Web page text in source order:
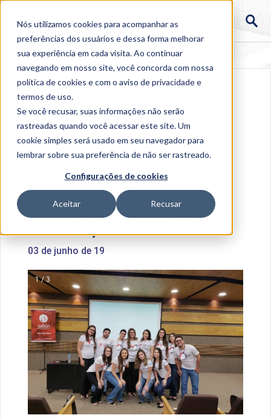
Nós utilizamos cookies para acompanhar as
preferências dos usuários e dessa forma melhorar
sua experiência em cada visita. Ao continuar
navegando em nosso site, você concorda com nossa
política de cookies e com o aviso deprivacidade e
termos de uso.
Se você recusar, suas informações não serão
rastreadas quando você acessar este site. Um
cookie simples será usado em seu navegador para
lembrar sobre sua preferência de não ser rastreado.
Configurações de cookies
Aceitar Recusar
promove Jornada de Atualização em Diabetes Mellitus
Uniube promove Jornada de
Atualização em Diabetes Mellitus
03 de junho de 19
1 / 3